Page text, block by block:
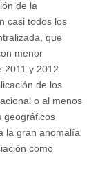
de la
casi todos los
que
menor
2011 y 2012
de los
o al menos
geográficos
la gran anomalía
como